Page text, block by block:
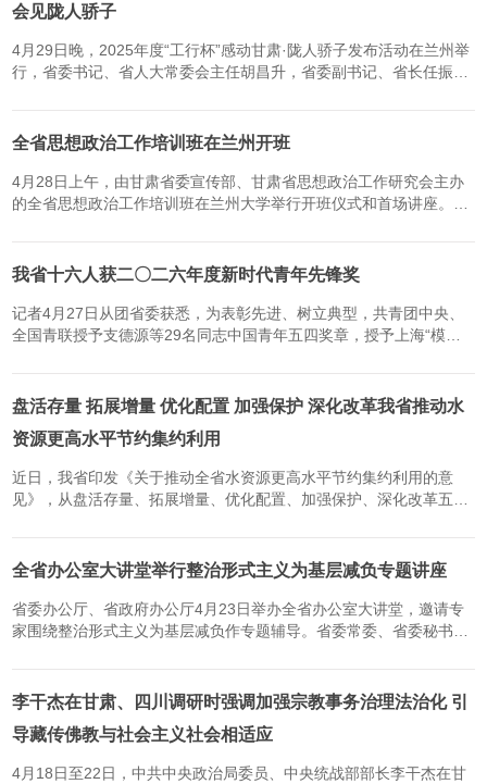
会见陇人骄子
4月29日晚，2025年度“工行杯”感动甘肃·陇人骄子发布活动在兰州举
行，省委书记、省人大常委会主任胡昌升，省委副书记、省长任振
甘肃·甘肃日报记者孟捷）二十载感动常在，新征程奋进正燃...
全省思想政治工作培训班在兰州开班
4月28日上午，由甘肃省委宣传部、甘肃省思想政治工作研究会主办
的全省思想政治工作培训班在兰州大学举行开班仪式和首场讲座。本
上海交通大学马克思主义学院院长、博士生导师邢云文，北京师...
我省十六人获二〇二六年度新时代青年先锋奖
记者4月27日从团省委获悉，为表彰先进、树立典型，共青团中央、
全国青联授予支德源等29名同志中国青年五四奖章，授予上海“模速
章集体，授予刁新宇等749名同志新时代青年先锋。我省16人荣获2...
盘活存量 拓展增量 优化配置 加强保护 深化改革我省推动水
资源更高水平节约集约利用
近日，我省印发《关于推动全省水资源更高水平节约集约利用的意
见》，从盘活存量、拓展增量、优化配置、加强保护、深化改革五大
社会高质量发展。《意见》明确，我省将全面摸清水资源开发利用...
全省办公室大讲堂举行整治形式主义为基层减负专题讲座
省委办公厅、省政府办公厅4月23日举办全省办公室大讲堂，邀请专
家围绕整治形式主义为基层减负作专题辅导。省委常委、省委秘书长
主义官僚主义的重要论述，扎实开展树立和践行正确政绩观学习教...
李干杰在甘肃、四川调研时强调加强宗教事务治理法治化 引
导藏传佛教与社会主义社会相适应
4月18日至22日，中共中央政治局委员、中央统战部部长李干杰在甘